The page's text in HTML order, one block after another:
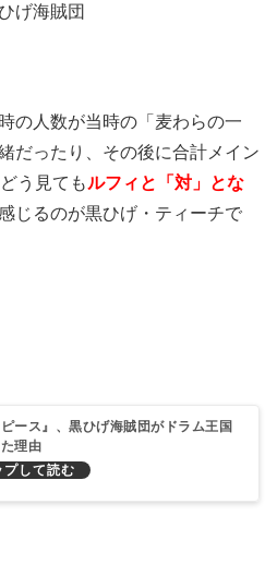
げ海賊団
の人数が当時の「麦わらの一
だったり、その後に合計メイン
う見てもルフィと「対」とな
じるのが黒ひげ・ティーチで
ピース』、黒ひげ海賊団がドラム王国
理由